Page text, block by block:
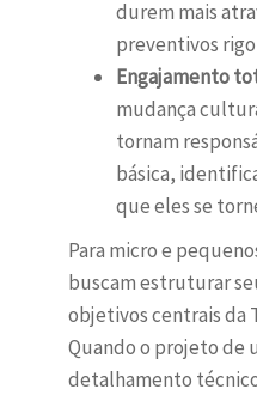
durem mais
preventivos
Engajamento
mudança
tornam
básica,
que eles se
Para micro e
buscam estruturar
objetivos centrais da
Quando o projeto de
detalhamento